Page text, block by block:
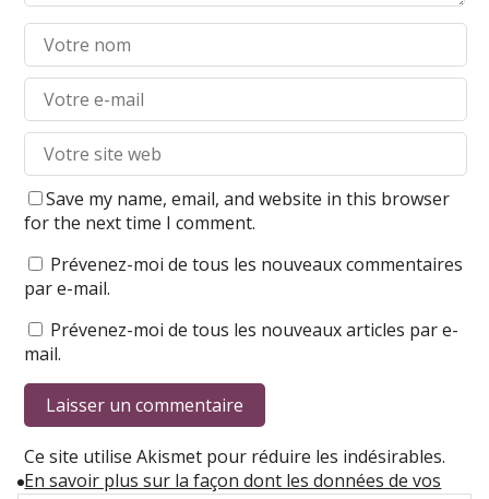
Save my name, email, and website in this browser
for the next time I comment.
Prévenez-moi de tous les nouveaux commentaires
par e-mail.
Prévenez-moi de tous les nouveaux articles par e-
mail.
Ce site utilise Akismet pour réduire les indésirables.
En savoir plus sur la façon dont les données de vos